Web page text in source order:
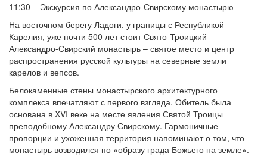
11:30 – Экскурсия по Александро-Свирскому монастырю
На восточном берегу Ладоги, у границы с Республикой
Карелия, уже почти 500 лет стоит Свято-Троицкий
Александро-Свирский монастырь – святое место и центр
распространения русской культуры на северные земли
карелов и вепсов.
Белокаменные стены монастырского архитектурного
комплекса впечатляют с первого взгляда. Обитель была
основана в XVI веке на месте явления Святой Троицы
преподобному Александру Свирскому. Гармоничные
пропорции и ухоженная территория напоминают о том, что
монастырь возводился по «образу града Божьего на земле».